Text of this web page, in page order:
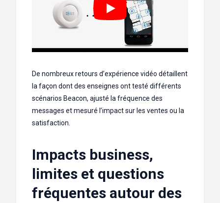
De nombreux retours d’expérience vidéo détaillent
la façon dont des enseignes ont testé différents
scénarios Beacon, ajusté la fréquence des
messages et mesuré l’impact sur les ventes ou la
satisfaction.
Impacts business,
limites et questions
fréquentes autour des